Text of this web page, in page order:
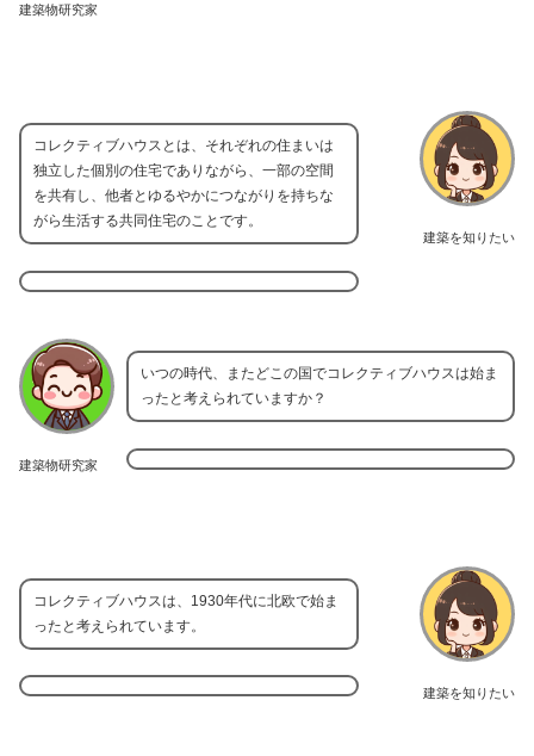
建築物研究家
建築を知りたい
コレクティブハウスとは、それぞれの住まいは
独立した個別の住宅でありながら、一部の空間
を共有し、他者とゆるやかにつながりを持ちな
がら生活する共同住宅のことです。
建築物研究家
いつの時代、またどこの国でコレクティブハウスは始ま
ったと考えられていますか？
建築を知りたい
コレクティブハウスは、1930年代に北欧で始ま
ったと考えられています。